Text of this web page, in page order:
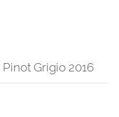
Grigio 2016